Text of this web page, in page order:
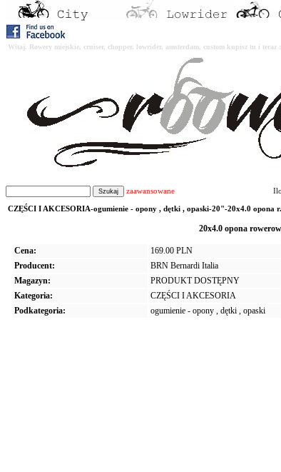
Witaj. Rowery miejskie, cruiser, chopper, lowrider, amsterdam, custom kupisz tu i teraz
zaawansowane
CZĘŚCI I AKCESORIA-ogumienie - opony , dętki , opaski-20"-20x4.0 opona
20x4.0 opona
Cena:
169.00 PLN
Producent:
BRN Bernardi Italia
Magazyn:
PRODUKT DOSTĘPNY
Kategoria:
CZĘŚCI I AKCESORIA
Podkategoria:
ogumienie - opony , dętki , opaski